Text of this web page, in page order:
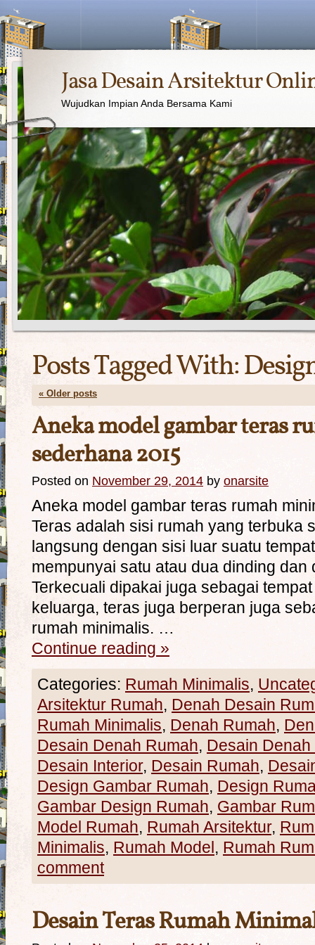
Jasa Desain Arsitektur
Wujudkan Impian Anda Bersama Kami
Posts Tagged With:
« Older posts
Aneka model gambar teras
sederhana 2015
Posted on November 29, 2014 by onarsite
Aneka model gambar teras rumah
Teras adalah sisi rumah yang terbuka
langsung dengan sisi luar suatu
mempunyai satu atau dua dinding dan
Terkecuali dipakai juga sebagai
keluarga, teras juga berperan juga
rumah minimalis. …
Continue reading »
Categories: Rumah Minimalis,
Arsitektur Rumah, Denah Desain
Rumah Minimalis, Denah Rumah,
Desain Denah Rumah, Desain
Desain Interior, Desain Rumah,
Design Gambar Rumah, Design
Gambar Design Rumah, Gambar
Model Rumah, Rumah Arsitektur,
Minimalis, Rumah Model, Rumah
comment
Desain Teras Rumah